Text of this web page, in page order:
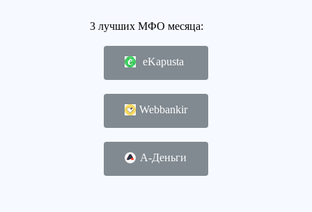
3 лучших МФО месяца:
eKapusta
Webbankir
А-Деньги